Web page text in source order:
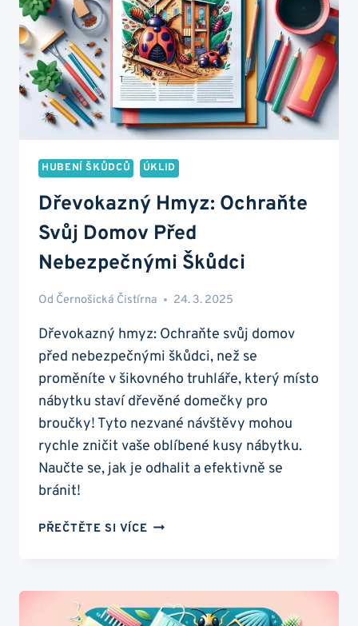
DO
24
HODIN
HUBENÍ ŠKŮDCŮ ÚKLID
Dřevokazný Hmyz: Ochraňte
Svůj Domov Před
Nebezpečnými Škůdci
Od Černošická Čistírna 24. 3. 2025
Dřevokazný hmyz: Ochraňte svůj domov
před nebezpečnými škůdci, než se
proměníte v šikovného truhláře, který místo
nábytku staví dřevěné domečky pro
broučky! Tyto nezvané návštěvy mohou
rychle zničit vaše oblíbené kusy nábytku.
Naučte se, jak je odhalit a efektivně se
bránit!
PŘEČTĚTE SI VÍCE DŘEVOKAZNÝ
PŘED